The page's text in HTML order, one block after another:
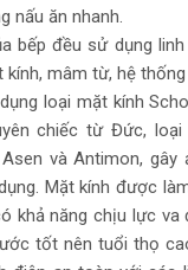
nấu ăn nhanh.
bếp đều sử dụng
mâm từ, hệ thống
loại mặt kính
chiếc từ Đức,
và Antimon,
Mặt kính được
khả năng chịu lực
tốt nên tuổi thọ